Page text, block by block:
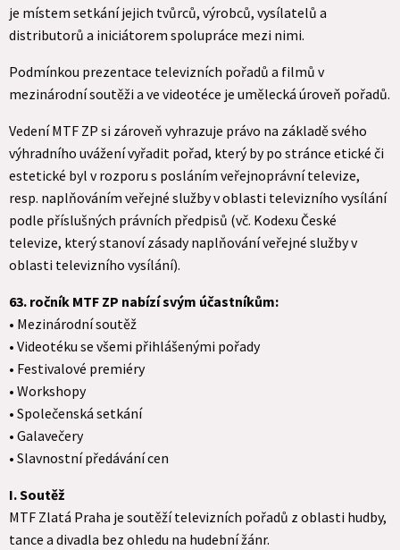
je místem setkání jejich tvůrců, výrobců, vysílatelů a
distributorů a iniciátorem spolupráce mezi nimi.
Podmínkou prezentace televizních pořadů a filmů v
mezinárodní soutěži a ve videotéce je umělecká úroveň pořadů.
Vedení MTF ZP si zároveň vyhrazuje právo na základě svého
výhradního uvážení vyřadit pořad, který by po stránce etické či
estetické byl v rozporu s posláním veřejnoprávní televize,
resp. naplňováním veřejné služby v oblasti televizního vysílání
podle příslušných právních předpisů (vč. Kodexu České
televize, který stanoví zásady naplňování veřejné služby v
oblasti televizního vysílání).
63. ročník MTF ZP nabízí svým účastníkům:
• Mezinárodní soutěž
• Videotéku se všemi přihlášenými pořady
• Festivalové premiéry
• Workshopy
• Společenská setkání
• Galavečery
• Slavnostní předávání cen
I. Soutěž
MTF Zlatá Praha je soutěží televizních pořadů z oblasti hudby,
tance a divadla bez ohledu na hudební žánr.